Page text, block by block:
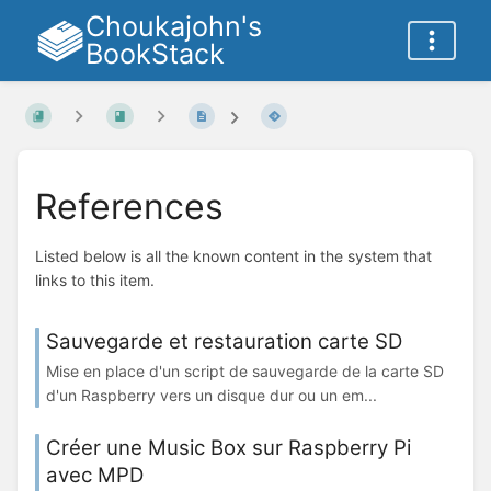
Choukajohn's
BookStack
References
Listed below is all the known content in the system that
links to this item.
Sauvegarde et restauration carte SD
Mise en place d'un script de sauvegarde de la carte SD
d'un Raspberry vers un disque dur ou un em...
Créer une Music Box sur Raspberry Pi
avec MPD